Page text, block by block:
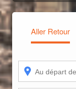
Aller Retour